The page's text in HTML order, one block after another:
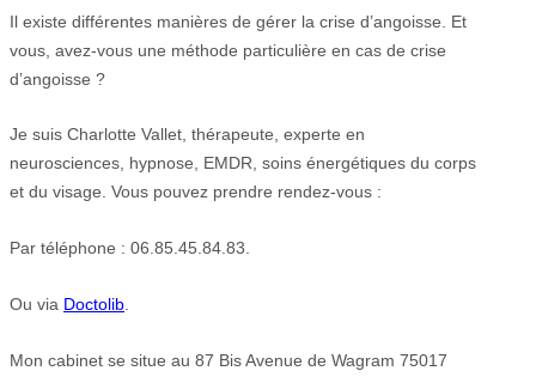
Il existe différentes manières de gérer la crise d’angoisse. Et
vous, avez-vous une méthode particulière en cas de crise
d’angoisse ?
Je suis Charlotte Vallet, thérapeute, experte en
neurosciences, hypnose, EMDR, soins énergétiques du corps
et du visage. Vous pouvez prendre rendez-vous :
Par téléphone : 06.85.45.84.83.
Ou via Doctolib
Mon cabinet se situe au 87 Bis Avenue de Wagram 75017